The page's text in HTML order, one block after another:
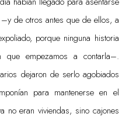
–y de otros antes que de ellos, a
porque ninguna historia
empezamos a contarla–.
dejaron de serlo agobiados
para mantenerse en el
no eran viviendas, sino cajones